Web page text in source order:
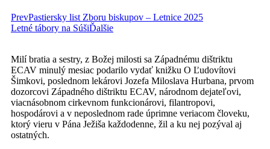
PrevPastiersky list Zboru biskupov – Letnice 2025
Letné tábory na SúšiĎalšie
Milí bratia a sestry, z Božej milosti sa Západnému dištriktu
ECAV minulý mesiac podarilo vydať knižku O Ľudovítovi
Šimkovi, poslednom lekárovi Jozefa Miloslava Hurbana, prvom
dozorcovi Západného dištriktu ECAV, národnom dejateľovi,
viacnásobnom cirkevnom funkcionárovi, filantropovi,
hospodárovi a v neposlednom rade úprimne veriacom človeku,
ktorý vieru v Pána Ježiša každodenne, žil a ku nej pozýval aj
ostatných.